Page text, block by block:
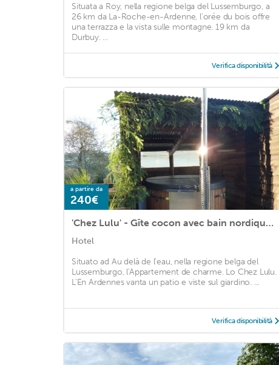
Situata a Roy, nella regione belga del Lussemburgo, a
26 km da La-Roche-en-Ardenne, l'orée du bois offre
una terrazza e la vista sulle montagne. 19 km da
Durbuy. ...
Verifica disponibilità
a partire da
240€
'Chez Lulu' - Gîte cocon avec bain nordique Ardenne
Hotel
Situato ad Au delà de l'eau, nella regione belga del
Lussemburgo, l'Appartement de charme. Lo Chez Lulu.
L'En Ardennes vanta un patio e viste sul giardino. ...
Verifica disponibilità